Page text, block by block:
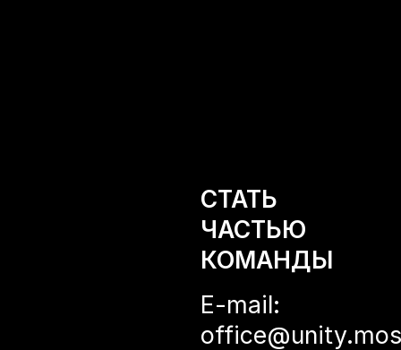
СТАТЬ
ЧАСТЬЮ
КОМАНДЫ
E-mail: